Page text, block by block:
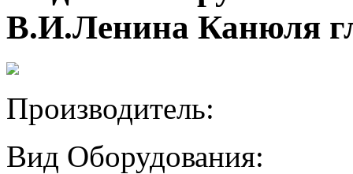
В.И.Ленина Канюля
Производитель:
Вид Оборудования: